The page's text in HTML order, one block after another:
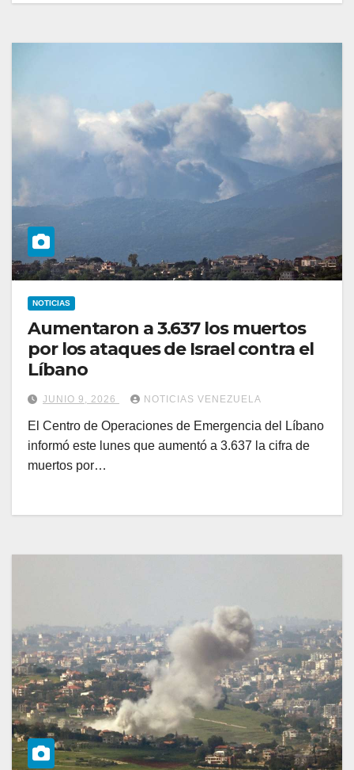
NOTICIAS
Aumentaron a 3.637 los muertos
por los ataques de Israel contra el
Líbano
JUNIO 9, 2026 NOTICIAS VENEZUELA
El Centro de Operaciones de Emergencia del Líbano
informó este lunes que aumentó a 3.637 la cifra de
muertos por…